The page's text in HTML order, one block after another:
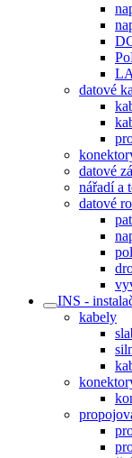
datové
datové
nářadí a
datové
INS -
kabely